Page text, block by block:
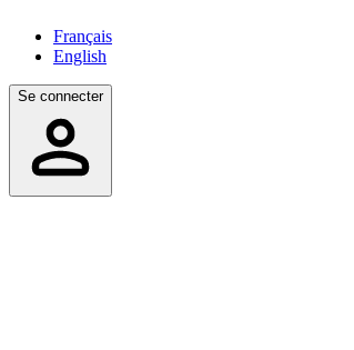
Français
English
Se connecter